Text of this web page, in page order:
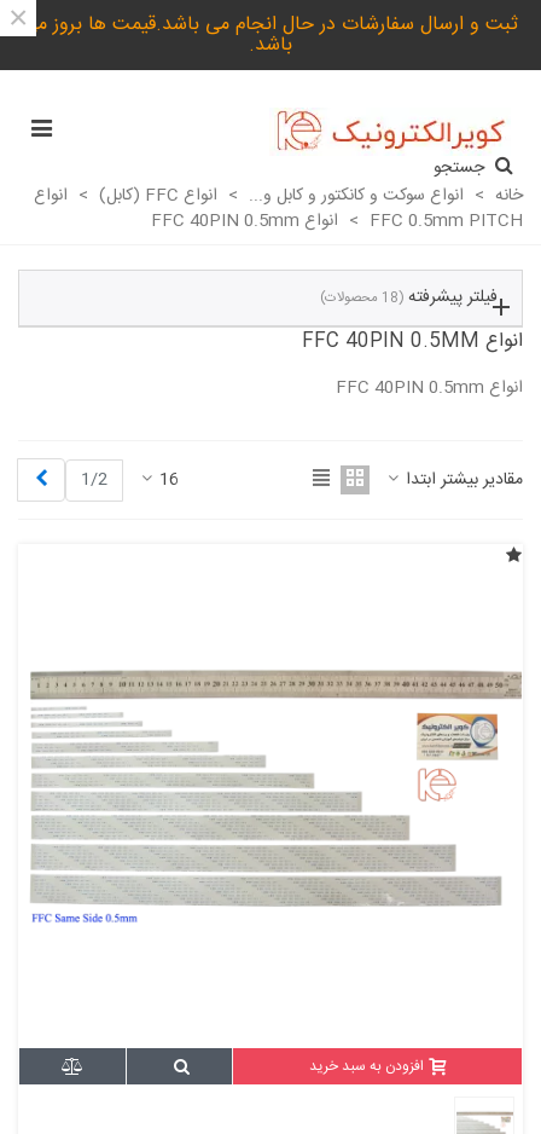
ثبت و ارسال سفارشات در حال انجام می باشد.قیمت ها بروز می
باشد.
×
جستجو
خانه > انواع سوکت و کانکتور و کابل و... > انواع FFC (کابل) > انواع
FFC 0.5mm PITCH
> انواع FFC 40PIN 0.5mm
فیلتر پیشرفته (18 محصولات)
انواع FFC 40PIN 0.5MM
انواع FFC 40PIN 0.5mm
مقادیر بیشتر ابتدا
16
1/2
افزودن به سبد خرید